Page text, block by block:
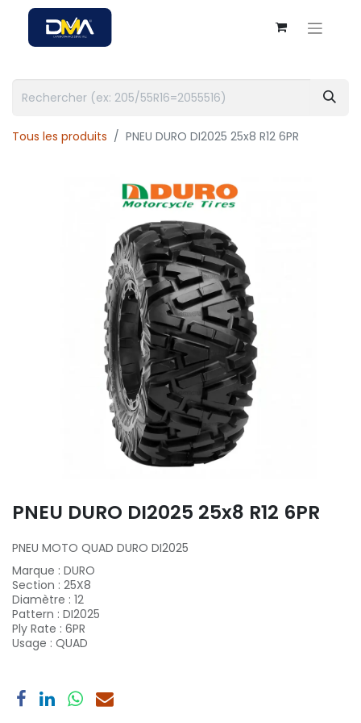
Tous les produits PNEU DURO DI2025 25x8 R12 6PR
PNEU DURO DI2025 25x8 R12 6PR
PNEU MOTO QUAD DURO DI2025
Marque : DURO
Section : 25X8
Diamètre : 12
Pattern : DI2025
Ply Rate : 6PR
Usage : QUAD